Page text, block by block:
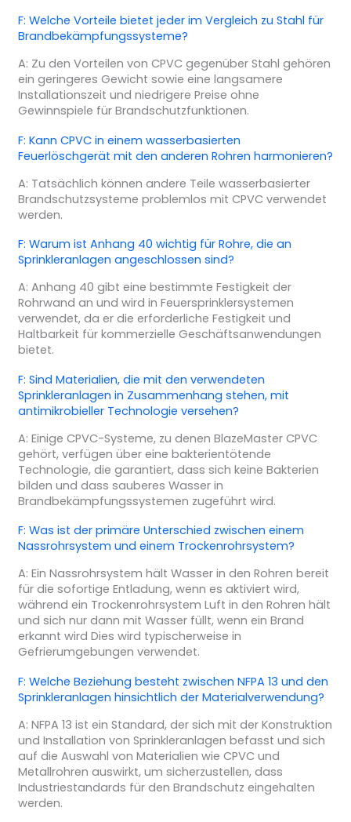
F: Welche Vorteile bietet jeder im Vergleich zu Stahl für
Brandbekämpfungssysteme?
A: Zu den Vorteilen von CPVC gegenüber Stahl gehören
ein geringeres Gewicht sowie eine langsamere
Installationszeit und niedrigere Preise ohne
Gewinnspiele für Brandschutzfunktionen.
F: Kann CPVC in einem wasserbasierten
Feuerlöschgerät mit den anderen Rohren harmonieren?
A: Tatsächlich können andere Teile wasserbasierter
Brandschutzsysteme problemlos mit CPVC verwendet
werden.
F: Warum ist Anhang 40 wichtig für Rohre, die an
Sprinkleranlagen angeschlossen sind?
A: Anhang 40 gibt eine bestimmte Festigkeit der
Rohrwand an und wird in Feuersprinklersystemen
verwendet, da er die erforderliche Festigkeit und
Haltbarkeit für kommerzielle Geschäftsanwendungen
bietet.
F: Sind Materialien, die mit den verwendeten
Sprinkleranlagen in Zusammenhang stehen, mit
antimikrobieller Technologie versehen?
A: Einige CPVC-Systeme, zu denen BlazeMaster CPVC
gehört, verfügen über eine bakterientötende
Technologie, die garantiert, dass sich keine Bakterien
bilden und dass sauberes Wasser in
Brandbekämpfungssystemen zugeführt wird.
F: Was ist der primäre Unterschied zwischen einem
Nassrohrsystem und einem Trockenrohrsystem?
A: Ein Nassrohrsystem hält Wasser in den Rohren bereit
für die sofortige Entladung, wenn es aktiviert wird,
während ein Trockenrohrsystem Luft in den Rohren hält
und sich nur dann mit Wasser füllt, wenn ein Brand
erkannt wird Dies wird typischerweise in
Gefrierumgebungen verwendet.
F: Welche Beziehung besteht zwischen NFPA 13 und den
Sprinkleranlagen hinsichtlich der Materialverwendung?
A: NFPA 13 ist ein Standard, der sich mit der Konstruktion
und Installation von Sprinkleranlagen befasst und sich
auf die Auswahl von Materialien wie CPVC und
Metallrohren auswirkt, um sicherzustellen, dass
Industriestandards für den Brandschutz eingehalten
werden.